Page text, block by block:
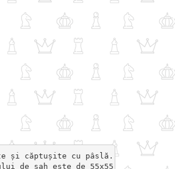
căptușite cu pâslă. Aceste
de șah este de 55x55 mm.